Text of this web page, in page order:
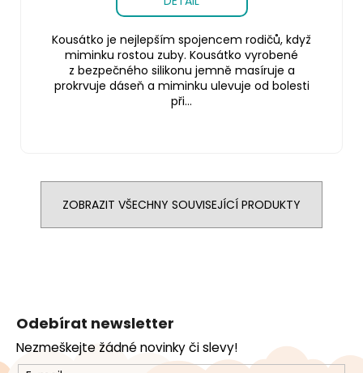
Kousátko je nejlepším spojencem rodičů, když
miminku rostou zuby. Kousátko vyrobené
z bezpečného silikonu jemně masíruje a
prokrvuje dáseň a miminku ulevuje od bolesti
při...
ZOBRAZIT VŠECHNY SOUVISEJÍCÍ PRODUKTY
a
Odebírat newsletter
Nezmeškejte žádné novinky či slevy!